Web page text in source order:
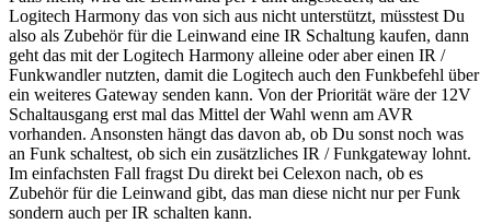
Logitech Harmony das von sich aus nicht unterstützt, müsstest Du
also als Zubehör für die Leinwand eine IR Schaltung kaufen, dann
geht das mit der Logitech Harmony alleine oder aber einen IR /
Funkwandler nutzten, damit die Logitech auch den Funkbefehl über
ein weiteres Gateway senden kann. Von der Priorität wäre der 12V
Schaltausgang erst mal das Mittel der Wahl wenn am AVR
vorhanden. Ansonsten hängt das davon ab, ob Du sonst noch was
an Funk schaltest, ob sich ein zusätzliches IR / Funkgateway lohnt.
Im einfachsten Fall fragst Du direkt bei Celexon nach, ob es
Zubehör für die Leinwand gibt, das man diese nicht nur per Funk
sondern auch per IR schalten kann.